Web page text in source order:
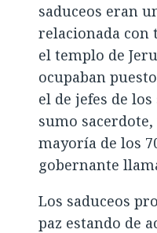
saduceos eran
relacionada con
el templo de
ocupaban
el de jefes de
sumo
mayoría de los
gobernante
Los saduceos
paz estando de